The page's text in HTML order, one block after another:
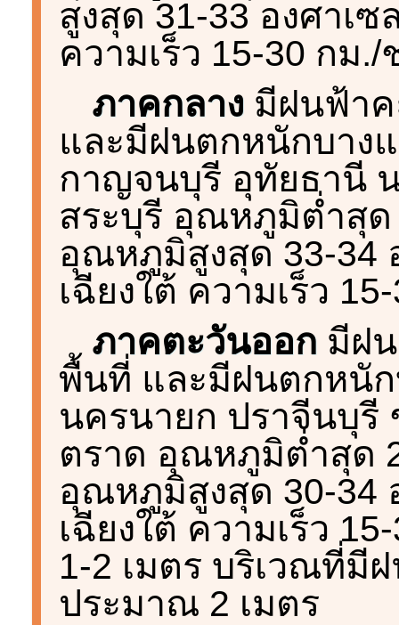
สูงสุด 31-33 องศาเ
ความเร็ว 15-30 กม./
ภาคกลาง มีฝนฟ้าค
และมีฝนตกหนักบาง
กาญจนบุรี อุทัยธานี
สระบุรี อุณหภูมิต่ำสุด
อุณหภูมิสูงสุด 33-34
เฉียงใต้ ความเร็ว
ภาคตะวันออก มีฝ
พื้นที่ และมีฝนตกหนัก
นครนายก ปราจีนบุรี
ตราด อุณหภูมิต่ำสุด
อุณหภูมิสูงสุด 30-34
เฉียงใต้ ความเร็ว
1-2 เมตร บริเวณที่มี
ประมาณ 2 เมตร